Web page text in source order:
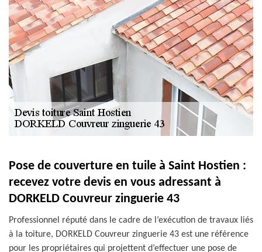
Pose de couverture en tuile à Saint Hostien :
recevez votre devis en vous adressant à
DORKELD Couvreur zinguerie 43
Professionnel réputé dans le cadre de l’exécution de travaux liés
à la toiture, DORKELD Couvreur zinguerie 43 est une référence
pour les propriétaires qui projettent d’effectuer une pose de